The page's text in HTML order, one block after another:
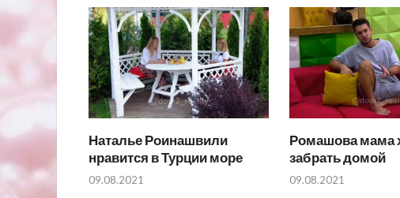
Наталье Роинашвили
нравится в Турции море
09.08.2021
Ромашова мама
забрать домой
09.08.2021